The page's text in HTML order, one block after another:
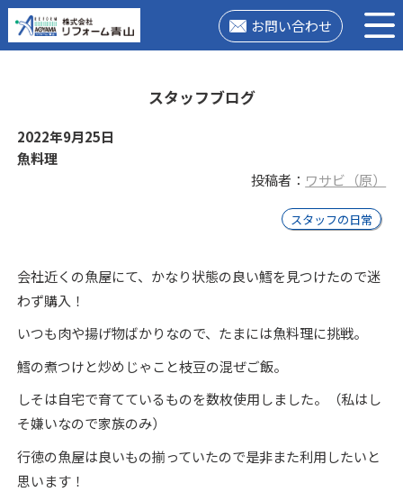
お問い合わせ
スタッフブログ
2022年9月25日
魚料理
投稿者： ワサビ（原）
スタッフの日常
会社近くの魚屋にて、かなり状態の良い鱈を見つけたので迷
わず購入！
いつも肉や揚げ物ばかりなので、たまには魚料理に挑戦。
鱈の煮つけと炒めじゃこと枝豆の混ぜご飯。
しそは自宅で育てているものを数枚使用しました。（私はし
そ嫌いなので家族のみ）
行徳の魚屋は良いもの揃っていたので是非また利用したいと
思います！